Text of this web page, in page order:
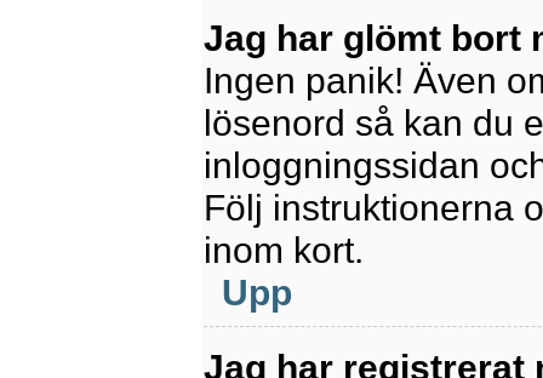
Jag har glömt bort
Ingen panik! Även
lösenord så kan du
inloggningssidan
Följ instruktionerna
inom kort.
Upp
Jag har registrerat